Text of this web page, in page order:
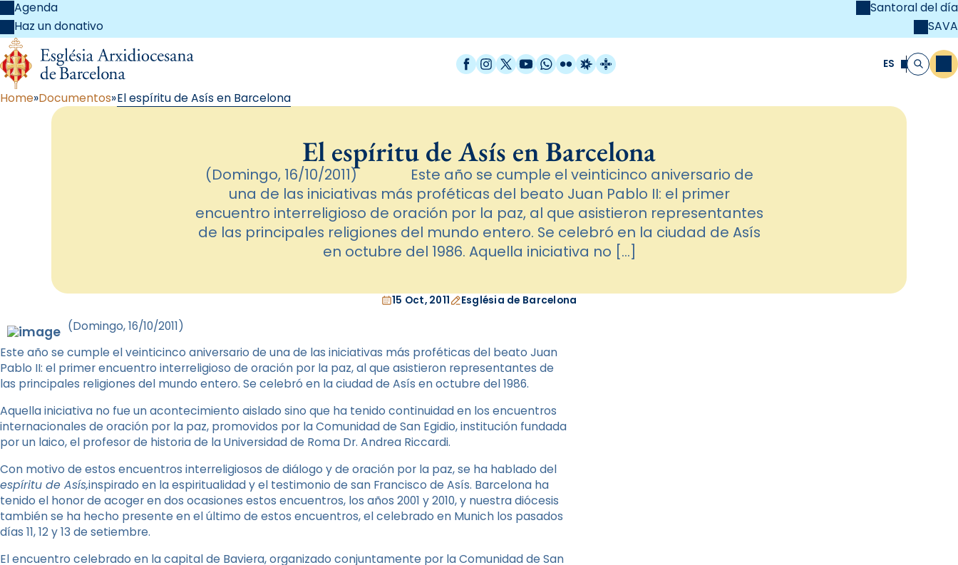
Agenda
Haz un donativo
Santoral del día
SAVA
Facebook
Instagram
X / Twitter
YouTube
WhatsApp
FlickrRadio Estel
Catalunya Cristiana ES Buscar
Home Documentos El espíritu de Asís en Barcelona
El espíritu de Asís en Barcelona
(Domingo, 16/10/2011) Este año se cumple el veinticinco aniversario de
una de las iniciativas más proféticas del beato Juan Pablo II: el primer
encuentro interreligioso de oración por la paz, al que asistieron representantes
de las principales religiones del mundo entero. Se celebró en la ciudad de Asís
en octubre del 1986. Aquella iniciativa no […]
15 Oct, 2011 Església de Barcelona
(Domingo, 16/10/2011)
Este año se cumple el veinticinco aniversario de una de las iniciativas más proféticas del beato Juan
Pablo II: el primer encuentro interreligioso de oración por la paz, al que asistieron representantes de
las principales religiones del mundo entero. Se celebró en la ciudad de Asís en octubre del 1986.
Aquella iniciativa no fue un acontecimiento aislado sino que ha tenido continuidad en los encuentros
internacionales de oración por la paz, promovidos por la Comunidad de San Egidio, institución fundada
por un laico, el profesor de historia de la Universidad de Roma Dr. Andrea Riccardi.
Con motivo de estos encuentros interreligiosos de diálogo y de oración por la paz, se ha hablado del
espíritu de Asís,inspirado en la espiritualidad y el testimonio de san Francisco de Asís. Barcelona ha
tenido el honor de acoger en dos ocasiones estos encuentros, los años 2001 y 2010, y nuestra diócesis
también se ha hecho presente en el último de estos encuentros, el celebrado en Munich los pasados
días 11, 12 y 13 de setiembre.
El encuentro celebrado en la capital de Baviera, organizado conjuntamente por la Comunidad de San